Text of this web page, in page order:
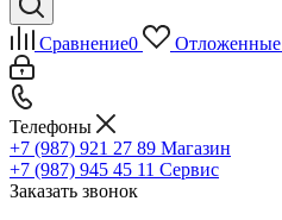
Сравнение0 Отложенные
Телефоны
+7 (987) 921 27 89 Магазин
+7 (987) 945 45 11 Сервис
Заказать звонок